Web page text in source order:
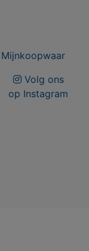
Volg ons
op Instagram